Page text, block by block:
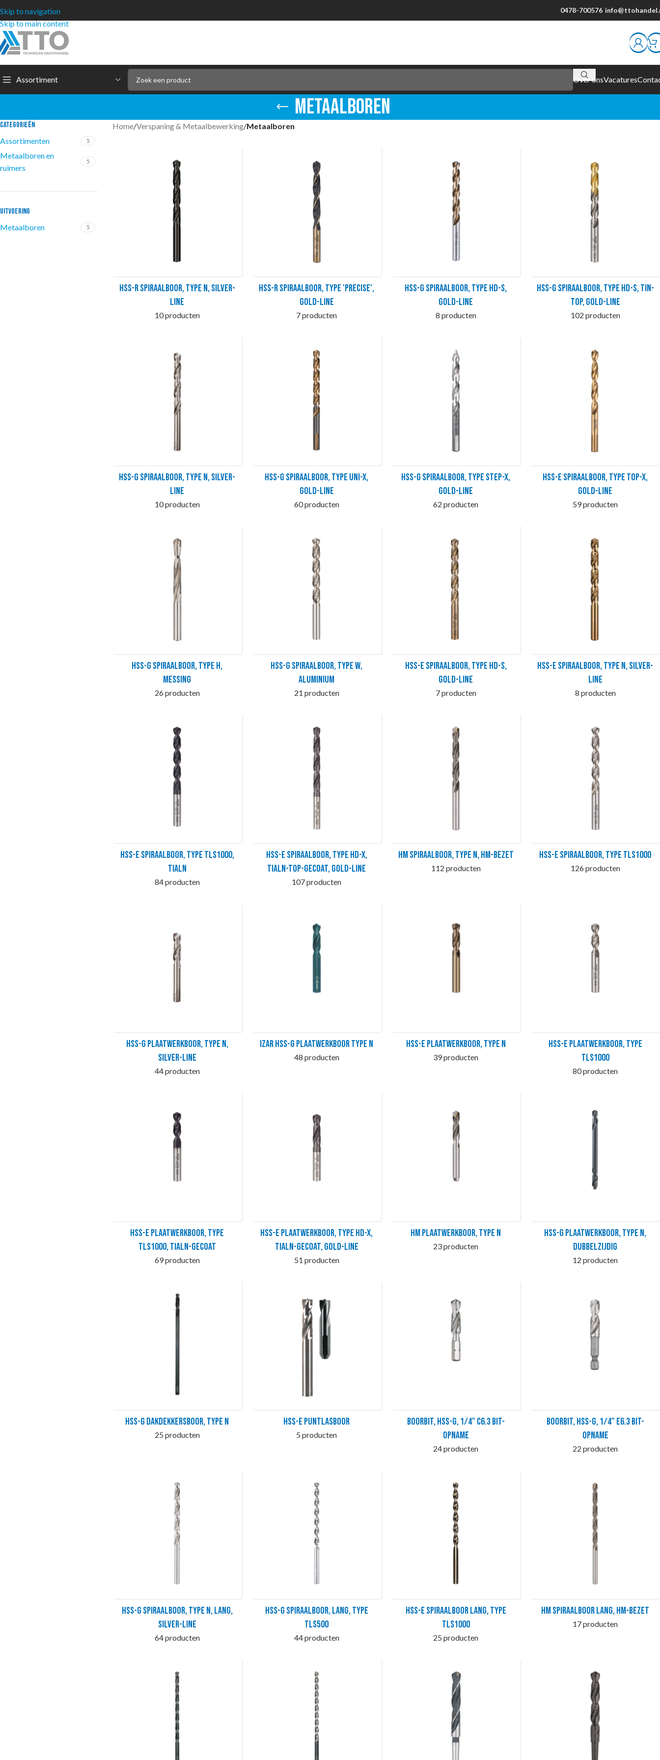
Skip to navigation
Skip to main content
0478-700576
Assortiment Over onsVacatures
Metaalboren
CATEGORIEËN
Assortimenten
5
Metaalboren en
ruimers
5
UITVOERING
Metaalboren
5
Home/Verspaning & Metaalbewerking/Metaalboren
HSS-R Spiraalboor, Type N, SILVER-
LINE
10 producten
HSS-R Spiraalboor, Type 'Precise',
GOLD-LINE
7 producten
HSS-G Spiraalboor, type HD-S,
GOLD-LINE
8 producten
HSS-G Spiraalboor, type HD-S, TiN-
TOP, GOLD-LINE
102 producten
HSS-G Spiraalboor, Type N, SILVER-
LINE
10 producten
HSS-G Spiraalboor, type UNI-X,
GOLD-LINE
60 producten
HSS-G Spiraalboor, type STEP-X,
GOLD-LINE
62 producten
HSS-E Spiraalboor, type TOP-X,
GOLD-LINE
59 producten
HSS-G Spiraalboor, type H,
messing
26 producten
HSS-G Spiraalboor, type W,
aluminium
21 producten
HSS-E Spiraalboor, Type HD-S,
GOLD-LINE
7 producten
HSS-E Spiraalboor, type N, SILVER-
LINE
8 producten
HSS-E Spiraalboor, type TLS1000,
TiAlN
84 producten
HSS-E Spiraalboor, type HD-X,
TiAlN-TOP-gecoat, GOLD-LINE
107 producten
HM Spiraalboor, type N, HM-bezet
112 producten
HSS-E Spiraalboor, type TLS1000
126 producten
HSS-G Plaatwerkboor, type N,
SILVER-LINE
44 producten
IZAR HSS-G plaatwerkboor type N
48 producten
HSS-E Plaatwerkboor, type N
39 producten
HSS-E Plaatwerkboor, type
TLS1000
80 producten
HSS-E Plaatwerkboor, type
TLS1000, TiAlN-gecoat
69 producten
HSS-E Plaatwerkboor, type HD-X,
TiAlN-gecoat, GOLD-LINE
51 producten
HM Plaatwerkboor, type N
23 producten
HSS-G Plaatwerkboor, type N,
dubbelzijdig
12 producten
HSS-G Dakdekkersboor, type N
25 producten
HSS-E Puntlasboor
5 producten
Boorbit, HSS-G, 1/4" C6.3 bit-
opname
24 producten
Boorbit, HSS-G, 1/4" E6.3 bit-
opname
22 producten
HSS-G Spiraalboor, type N, lang,
SILVER-LINE
64 producten
HSS-G Spiraalboor, lang, type
TLS500
44 producten
HSS-E Spiraalboor lang, type
TLS1000
25 producten
HM Spiraalboor lang, HM-bezet
17 producten